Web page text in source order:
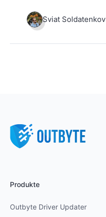
Sviat Soldatenkov
Produkte
Outbyte Driver Updater